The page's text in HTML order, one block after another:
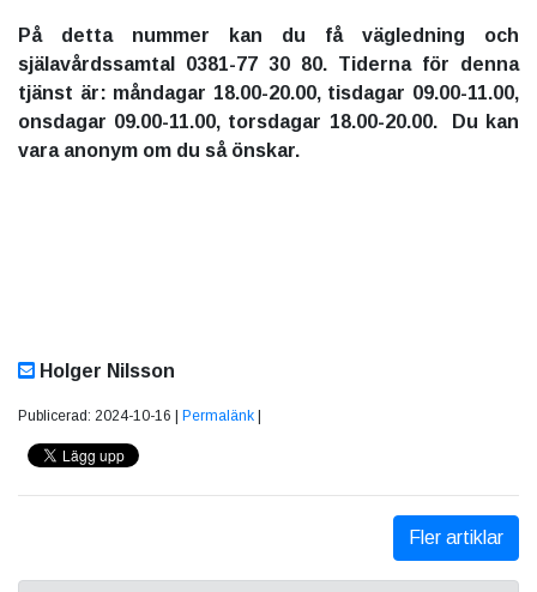
På detta nummer kan du få vägledning och
själavårdssamtal 0381-77 30 80. Tiderna för denna
tjänst är: måndagar 18.00-20.00, tisdagar 09.00-11.00,
onsdagar 09.00-11.00, torsdagar 18.00-20.00. Du kan
vara anonym om du så önskar.
Holger Nilsson
Publicerad: 2024-10-16 | Permalänk
Fler artiklar